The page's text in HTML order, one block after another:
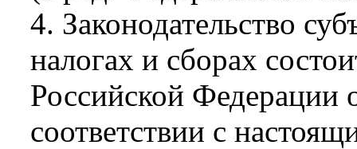
4. Законодательство
налогах и сборах
Российской Федерации
соответствии с